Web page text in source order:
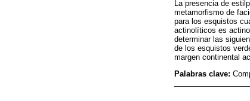
La presencia de
metamorfismo de
para los esquistos
actinolíticos es
determinar las
de los esquistos
margen continental
Palabras clave: